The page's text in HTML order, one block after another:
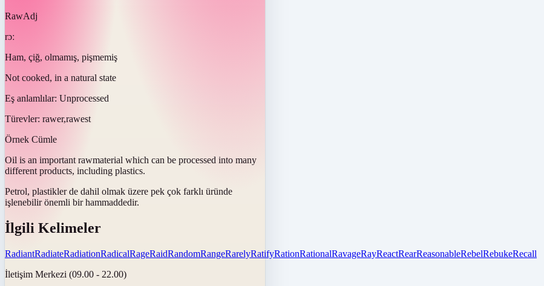
RawAdj
rɔː
Ham, çiğ, olmamış, pişmemiş
Not cooked, in a natural state
Eş anlamlılar: Unprocessed
Türevler: rawer,rawest
Örnek Cümle
Oil is an important rawmaterial which can be processed into many
different products, including plastics.
Petrol, plastikler de dahil olmak üzere pek çok farklı üründe
işlenebilir önemli bir hammaddedir.
İlgili Kelimeler
RadiantRadiateRadiationRadicalRageRaidRandomRangeRarelyRatifyRationRationalRavageRayReactRearReasonableRebelRebukeRecall
İletişim Merkezi (09.00 - 22.00)